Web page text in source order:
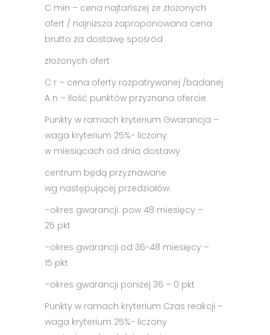
C min – cena najtańszej ze złożonych
ofert / najniższa zaproponowana cena
brutto za dostawę spośród
złożonych ofert
C r – cena oferty rozpatrywanej /badanej
A n – ilość punktów przyznana ofercie
Punkty w ramach kryterium Gwarancja –
waga kryterium 25%- liczony
w miesiącach od dnia dostawy
centrum będą przyznawane
wg następującej przedziałów:
–okres gwarancji: pow 48 miesięcy –
25 pkt
–okres gwarancji od 36-48 miesięcy –
15 pkt
–okres gwarancji poniżej 36 – 0 pkt
Punkty w ramach kryterium Czas reakcji –
waga kryterium 25%- liczony